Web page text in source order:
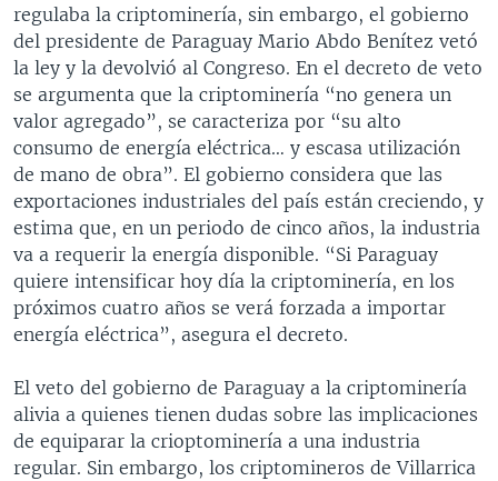
regulaba la criptominería, sin embargo, el gobierno
del presidente de Paraguay Mario Abdo Benítez vetó
la ley y la devolvió al Congreso. En el decreto de veto
se argumenta que la criptominería “no genera un
valor agregado”, se caracteriza por “su alto
consumo de energía eléctrica… y escasa utilización
de mano de obra”. El gobierno considera que las
exportaciones industriales del país están creciendo, y
estima que, en un periodo de cinco años, la industria
va a requerir la energía disponible. “Si Paraguay
quiere intensificar hoy día la criptominería, en los
próximos cuatro años se verá forzada a importar
energía eléctrica”, asegura el decreto.
El veto del gobierno de Paraguay a la criptominería
alivia a quienes tienen dudas sobre las implicaciones
de equiparar la crioptominería a una industria
regular. Sin embargo, los criptomineros de Villarrica